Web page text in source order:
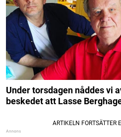
Under torsdagen nåddes vi
beskedet att Lasse